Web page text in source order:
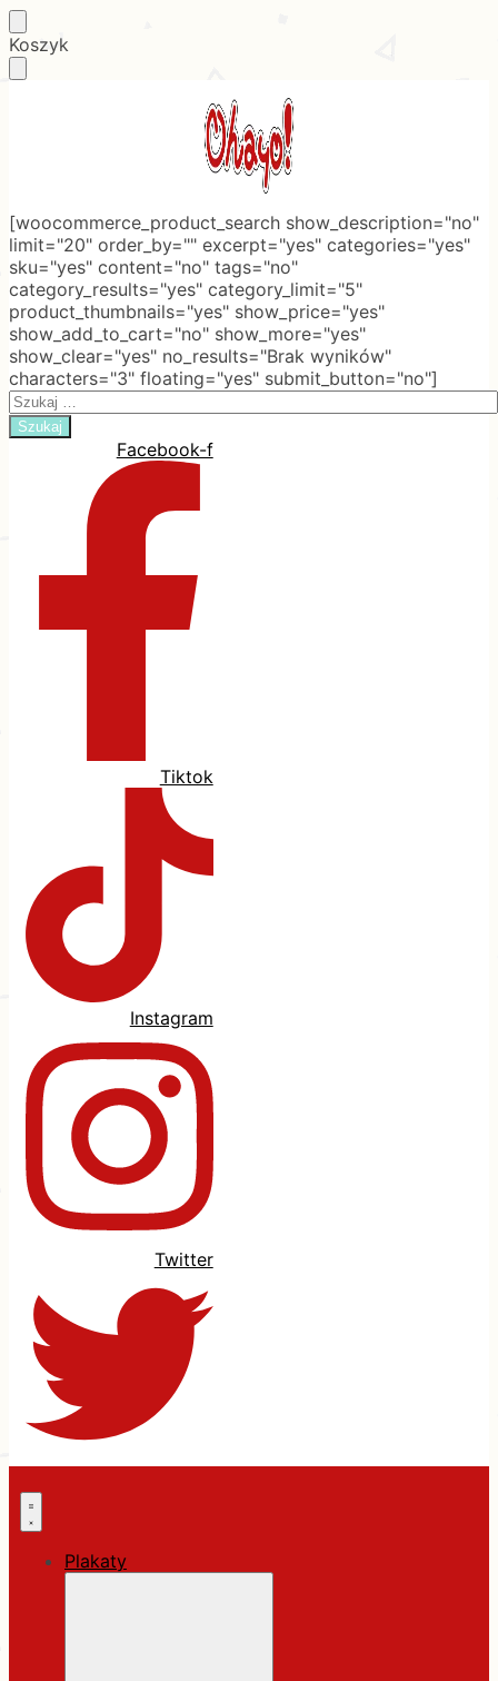
Skip
to
Skip
to
Koszyk
[woocommerce_product_search show_description="no"
limit="20" order_by="" excerpt="yes" categories="yes"
sku="yes" content="no" tags="no"
category_results="yes" category_limit="5"
product_thumbnails="yes" show_price="yes"
show_add_to_cart="no" show_more="yes"
show_clear="yes" no_results="Brak wyników"
characters="3" floating="yes" submit_button="no"]
Search
for:
Facebook-f
Tiktok
Instagram
Twitter
Plakaty